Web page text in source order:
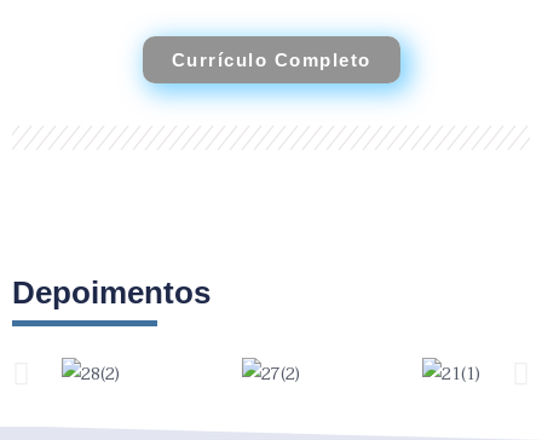
Currículo Completo
Depoimentos